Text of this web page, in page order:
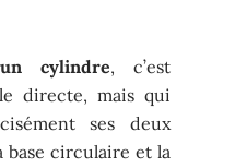
cylindre, c’est
directe, mais qui
ses deux
base circulaire et la